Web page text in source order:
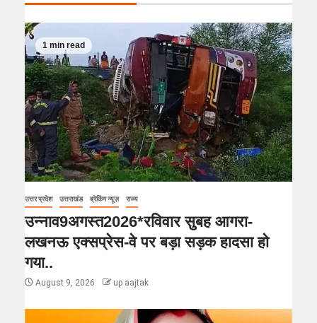
1 min read
उत्तर प्रदेश उत्तराखंड ब्रेकिंग न्यूज़ राज्य
उन्नाव9अगस्त2026*रविवार सुबह आगरा-
लखनऊ एक्सप्रेस-वे पर बड़ा सड़क हादसा हो
गया..
August 9, 2026 up aajtak